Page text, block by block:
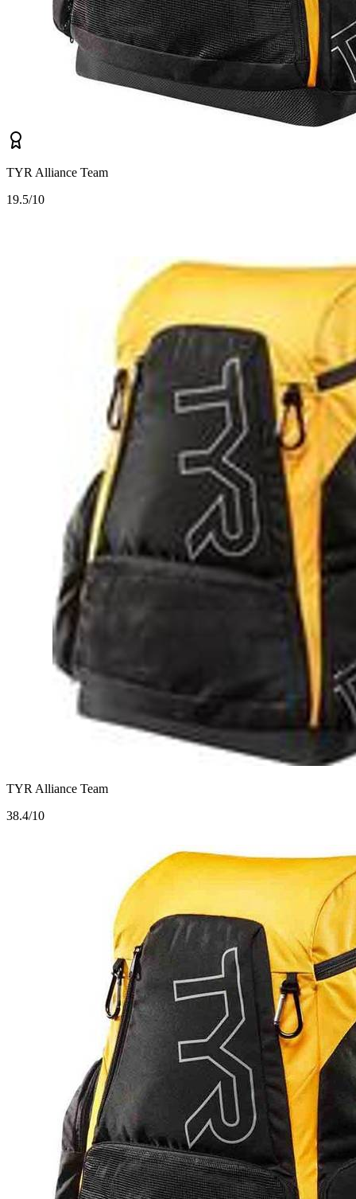
TYR Alliance Team
19.5/10
TYR Alliance Team
38.4/10